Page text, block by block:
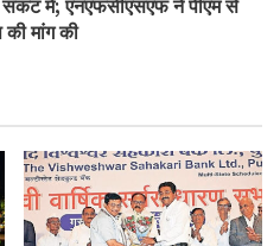
और आपराधिक दायित्व तय करें तथा
कार्रवाई सुनिश्चित करें।
stcb penalty
की मांग की